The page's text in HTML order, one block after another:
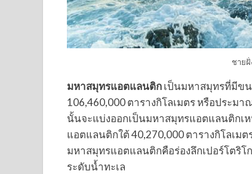
ชาย
มหาสมุทรแอตแลนติกเป็นมหาสมุทรที่มีข
106,460,000 ตารางกิโลเมตร หรือประ
นั้นจะแบ่งออกเป็นมหาสมุทรแอตแลนติกเ
แอตแลนติกใต้ 40,270,000 ตารางกิโลเม
มหาสมุทรแอตแลนติกคือร่องลึกเปอร์โตริโ
ระดับน้ำทะเล